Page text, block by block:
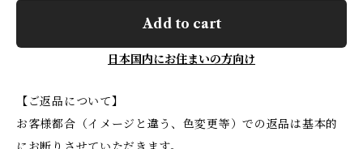
Add to cart
日本国内にお住まいの方向け
【ご返品について】
お客様都合（イメージと違う、色変更等）での返品は基本的